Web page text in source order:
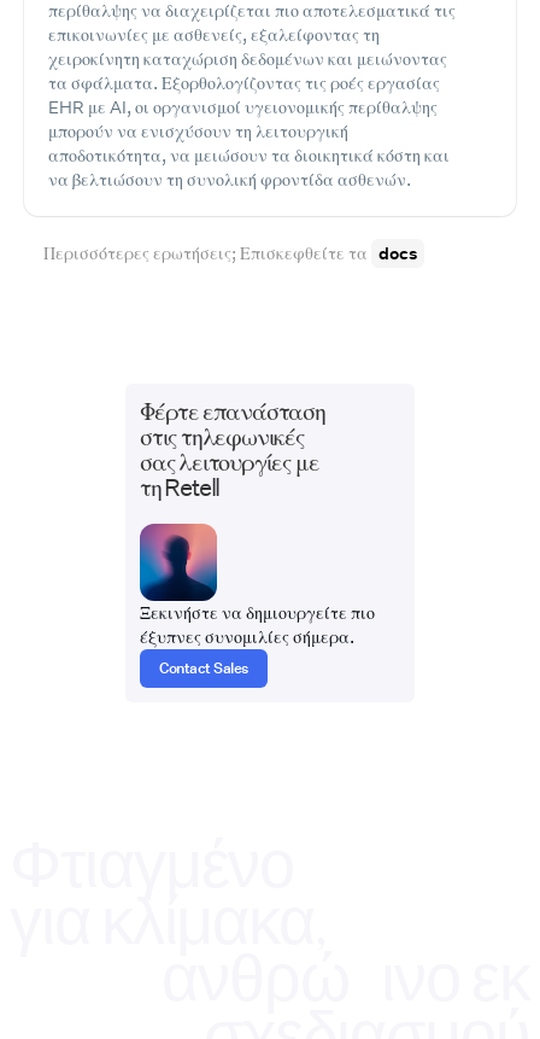
περίθαλψης να διαχειρίζεται πιο αποτελεσματικά τις
επικοινωνίες με ασθενείς, εξαλείφοντας τη
χειροκίνητη καταχώριση δεδομένων και μειώνοντας
τα σφάλματα. Εξορθολογίζοντας τις ροές εργασίας
EHR με AI, οι οργανισμοί υγειονομικής περίθαλψης
μπορούν να ενισχύσουν τη λειτουργική
αποδοτικότητα, να μειώσουν τα διοικητικά κόστη και
να βελτιώσουν τη συνολική φροντίδα ασθενών.
Περισσότερες ερωτήσεις; Επισκεφθείτε τα docs
Φέρτε επανάσταση
στις τηλεφωνικές
σας λειτουργίες με
τη Retell
Ξεκινήστε να δημιουργείτε πιο
έξυπνες συνομιλίες σήμερα.
Contact Sales